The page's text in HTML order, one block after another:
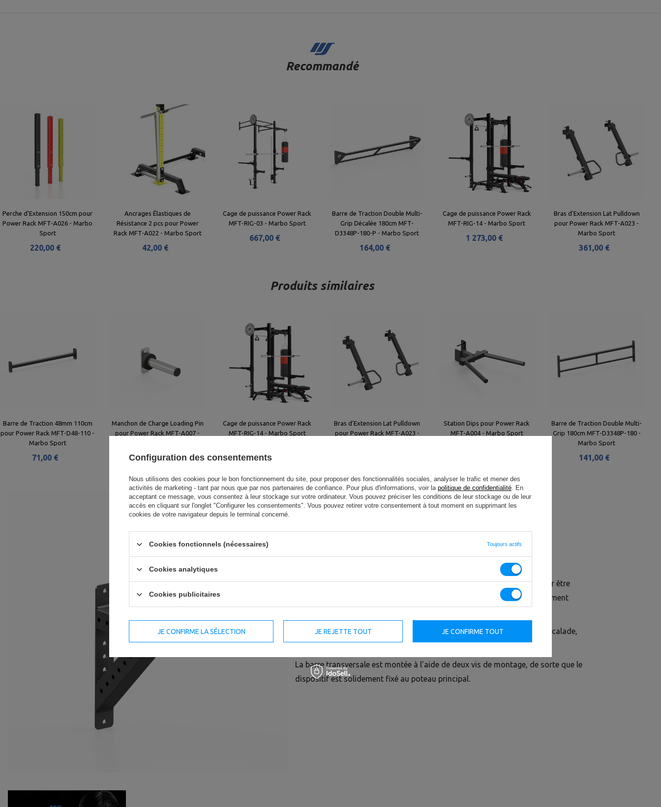
Recommandé
Perche d'Extension 150cm pour
Power Rack MFT-A026 - Marbo
Sport
220,00 €
Ancrages Élastiques de
Résistance 2 pcs pour Power
Rack MFT-A022 - Marbo Sport
42,00 €
Cage de puissance Power Rack
MFT-RIG-03 - Marbo Sport
667,00 €
Barre de Traction Double Multi-
Grip Décalée 180cm MFT-
D3348P-180-P - Marbo Sport
164,00 €
Cage de puissance Power Rack
MFT-RIG-14 - Marbo Sport
1 273,00 €
Bras d'Extension Lat Pulldown
pour Power Rack MFT-A023 -
Marbo Sport
361,00 €
Produits similaires
Barre de Traction 48mm 110cm
pour Power Rack MFT-D48-110 -
Marbo Sport
71,00 €
Manchon de Charge Loading Pin
pour Power Rack MFT-A007 -
68,00 €
Cage de puissance Power Rack
MFT-RIG-14 - Marbo Sport
1 273,00 €
Bras d'Extension Lat Pulldown
pour Power Rack MFT-A023 -
Station Dips pour Power Rack
MFT-A004 - Marbo Sport
Barre de Traction Double Multi-
Grip 180cm MFT-D3348P-180 -
Marbo Sport
141,00 €
La barre transversale à 45 degrés MFT-A010 est un dispositif conçu pour être
monté sur les poteaux des cages et des appareils du système d'entraînement
La barre transversale MFT-A010 fait partie d'une structure d'échelle d'escalade,
inclinée à un angle de quarante-cinq degrés.
La barre transversale est montée à l'aide de deux vis de montage, de sorte que le
dispositif est solidement fixé au poteau principal.
Configuration des consentements
Nous utilisons des cookies pour le bon fonctionnement du site, pour proposer des fonctionnalités sociales, analyser le trafic et mener des
activités de marketing - tant par nous que par nos partenaires de confiance. Pour plus d'informations, voir la politique de confidentialité. En
acceptant ce message, vous consentez à leur stockage sur votre ordinateur. Vous pouvez préciser les conditions de leur stockage ou de leur
accès en cliquant sur l'onglet "Configurer les consentements". Vous pouvez retirer votre consentement à tout moment en supprimant les
cookies de votre navigateur depuis le terminal concerné.
Cookies fonctionnels (nécessaires) Toujours actifs
Cookies analytiques
Cookies publicitaires
JE CONFIRME LA SÉLECTION JE REJETTE TOUT JE CONFIRME TOUT